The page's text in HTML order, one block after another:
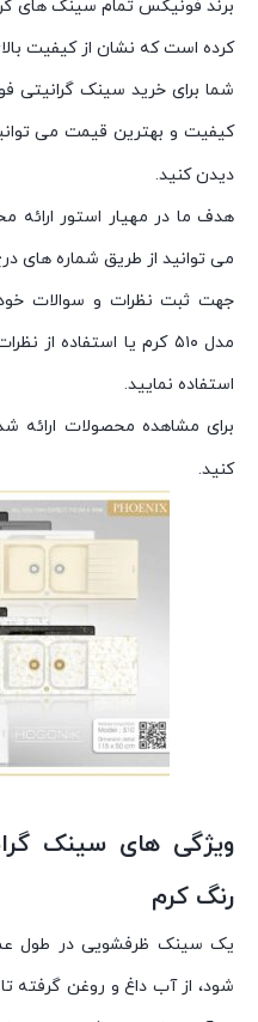
کرده است که نشان از کیفیت
کیفیت و بهترین قیمت می
دیدن کنید.
هدف ما در مهیار استور ارائه
می توانید از طریق شماره های
جهت ثبت نظرات و سوالات
مدل ۵۱۰ کرم یا استفاده
استفاده نمایید.
برای مشاهده محصولات ارائه
کنید.
رنگ کرم
یک سینک ظرفشویی در طول
شود، از آب داغ و روغن گرفته